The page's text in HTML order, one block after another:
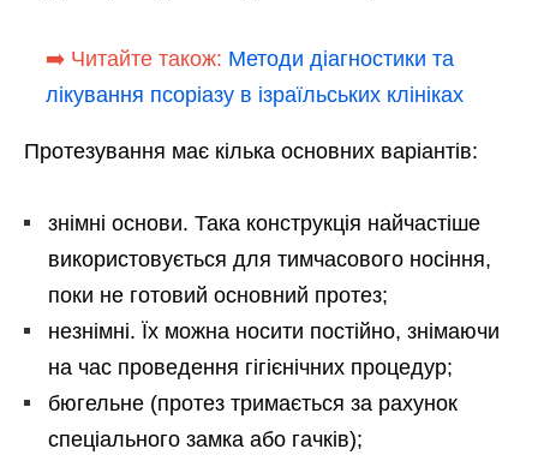
➡️ Читайте також: Методи діагностики та
лікування псоріазу в ізраїльських клініках
Протезування має кілька основних варіантів:
знімні основи. Така конструкція найчастіше
використовується для тимчасового носіння,
поки не готовий основний протез;
незнімні. Їх можна носити постійно, знімаючи
на час проведення гігієнічних процедур;
бюгельне (протез тримається за рахунок
спеціального замка або гачків);